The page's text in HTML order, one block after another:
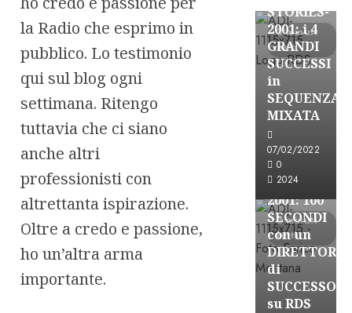
la Radio che esprimo in
pubblico. Lo testimonio
qui sul blog ogni
settimana. Ritengo
tuttavia che ci siano
anche altri
professionisti con
altrettanta ispirazione.
Oltre a credo e passione,
ho un’altra arma
importante.
3 minuti
letti
STORIES-
2001: i 4
GRANDI
SUCCESSI
in
SEQUENZA
MIXATA
07/02/2022
0
2024
3 minuti
letti
A-Stories
FREE
A-
STORIES-
2001: 100
SECONDI
con un
DIRETTORE
di
SUCCESSO
su RDS